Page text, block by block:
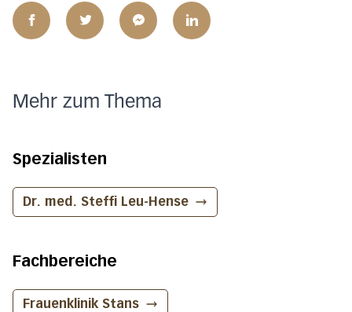
Mehr zum Thema
Spezialisten
Dr. med. Steffi Leu-Hense
Fachbereiche
Frauenklinik Stans